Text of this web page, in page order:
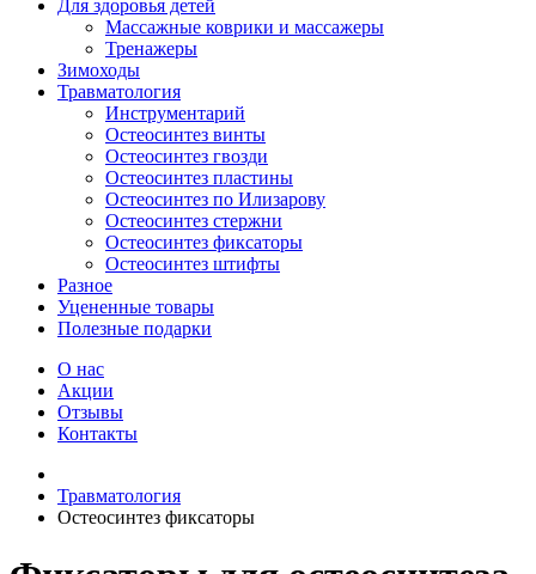
Для здоровья детей
Массажные коврики и массажеры
Тренажеры
Зимоходы
Травматология
Инструментарий
Остеосинтез винты
Остеосинтез гвозди
Остеосинтез пластины
Остеосинтез по Илизарову
Остеосинтез стержни
Остеосинтез фиксаторы
Остеосинтез штифты
Разное
Уцененные товары
Полезные подарки
О нас
Акции
Отзывы
Контакты
Травматология
Остеосинтез фиксаторы